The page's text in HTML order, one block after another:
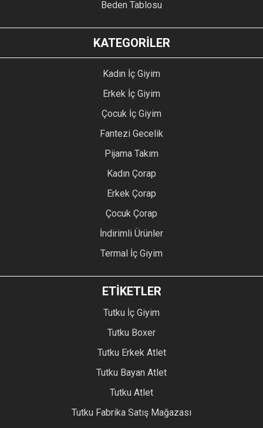
Beden Tablosu
KATEGORİLER
Kadın İç Giyim
Erkek İç Giyim
Çocuk İç Giyim
Fantezi Gecelik
Pijama Takım
Kadın Çorap
Erkek Çorap
Çocuk Çorap
İndirimli Ürünler
Termal İç Giyim
ETİKETLER
Tutku İç Giyim
Tutku Boxer
Tutku Erkek Atlet
Tutku Bayan Atlet
Tutku Atlet
Tutku Fabrika Satış Mağazası